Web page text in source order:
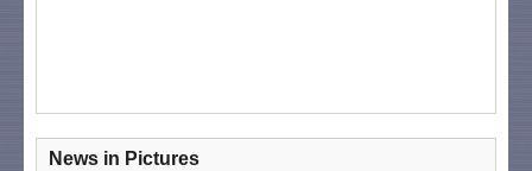
News in Pictures